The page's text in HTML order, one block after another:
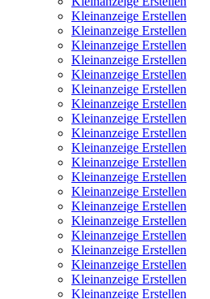
Kleinanzeige Erstellen
Kleinanzeige Erstellen
Kleinanzeige Erstellen
Kleinanzeige Erstellen
Kleinanzeige Erstellen
Kleinanzeige Erstellen
Kleinanzeige Erstellen
Kleinanzeige Erstellen
Kleinanzeige Erstellen
Kleinanzeige Erstellen
Kleinanzeige Erstellen
Kleinanzeige Erstellen
Kleinanzeige Erstellen
Kleinanzeige Erstellen
Kleinanzeige Erstellen
Kleinanzeige Erstellen
Kleinanzeige Erstellen
Kleinanzeige Erstellen
Kleinanzeige Erstellen
Kleinanzeige Erstellen